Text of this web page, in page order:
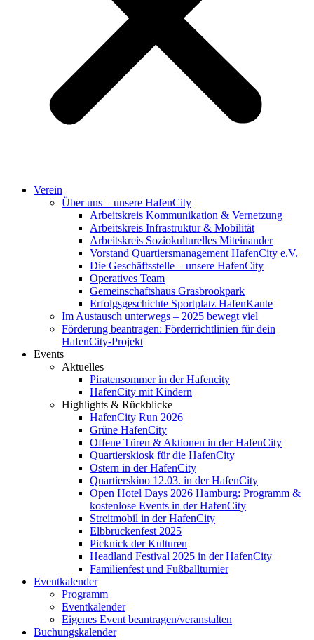
Verein
Über uns – unsere HafenCity
Arbeitskreis Kommunikation & Vernetzung
Arbeitskreis Infrastruktur & Mobilität
Arbeitskreis Soziokulturelles Miteinander
Vorstand Quartiersmanagement HafenCity e.V.
Die Geschäftsstelle – unsere HafenCity
Operatives Team
Gemeinschaftshaus Grasbrookpark
Erfolgsgeschichte Sportplatz HafenKante
Im Austausch unterwegs – 2025 bewegt viel
Förderung beantragen: Förderrichtlinien für dein
HafenCity-Projekt
Events
Aktuelles
Piratensommer in der Hafencity
HafenCity mit Kindern
Highlights & Rückblicke
HafenCity Run 2026
Grüne HafenCity
Offene Türen & Aktionen in der HafenCity
Quartierskiosk für die HafenCity
Ostern in der HafenCity
Quartierskino 12.03. in der HafenCity
Open Hotel Days 2026 Hamburg: Programm &
kostenlose Events in der HafenCity
Streitmobil in der HafenCity
Elbbrückenfest 2025
Picknick der Kulturen
Headland Festival 2025 in der HafenCity
Familienfest und Fußballturnier
Eventkalender
Programm
Eventkalender
Eigenes Event beantragen/veranstalten
Buchungskalender